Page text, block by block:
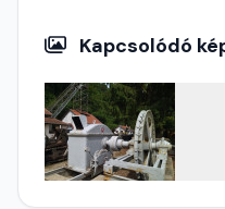
Kapcsolódó